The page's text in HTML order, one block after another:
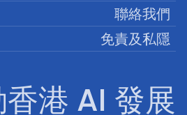
港 AI 發展
聯絡我們
免責及私隱